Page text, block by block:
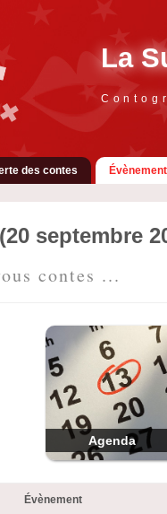
La
des contes
septembre
contes ...
Agenda
Évènement